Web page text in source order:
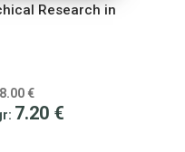
Research in
8.00 €
7.20 €